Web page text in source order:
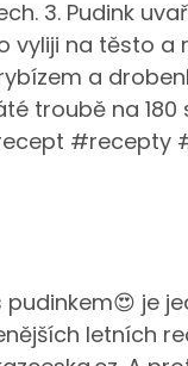
pudinkem😍 je
letních